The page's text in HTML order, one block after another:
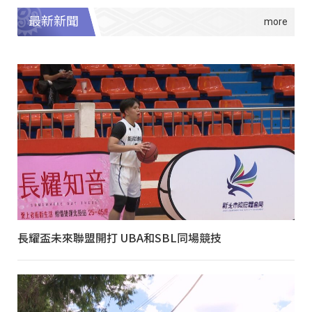
最新新聞
長耀盃未來聯盟開打 UBA和SBL同場競技